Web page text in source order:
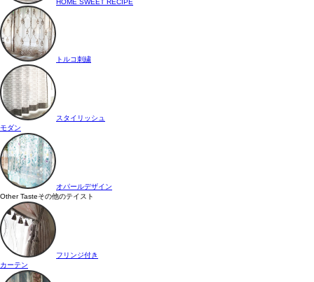
HOME SWEET RECIPE
トルコ刺繍
スタイリッシュ
モダン
オパールデザイン
Other Tasteその他のテイスト
フリンジ付き
カーテン